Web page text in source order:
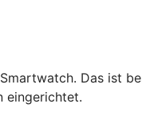
Das ist
eingerichtet.